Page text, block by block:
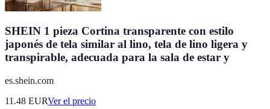
SHEIN 1 pieza Cortina transparente con estilo
japonés de tela similar al lino, tela de lino ligera y
transpirable, adecuada para la sala de estar y
es.shein.com
11.48 EURVer el precio